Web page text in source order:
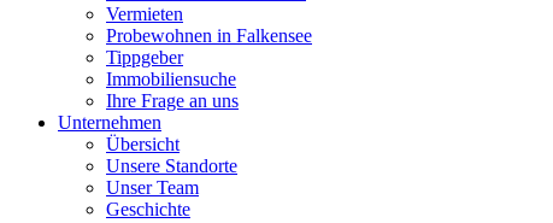
Vermieten
Probewohnen in Falkensee
Tippgeber
Immobiliensuche
Ihre Frage an uns
Unternehmen
Übersicht
Unsere Standorte
Unser Team
Geschichte